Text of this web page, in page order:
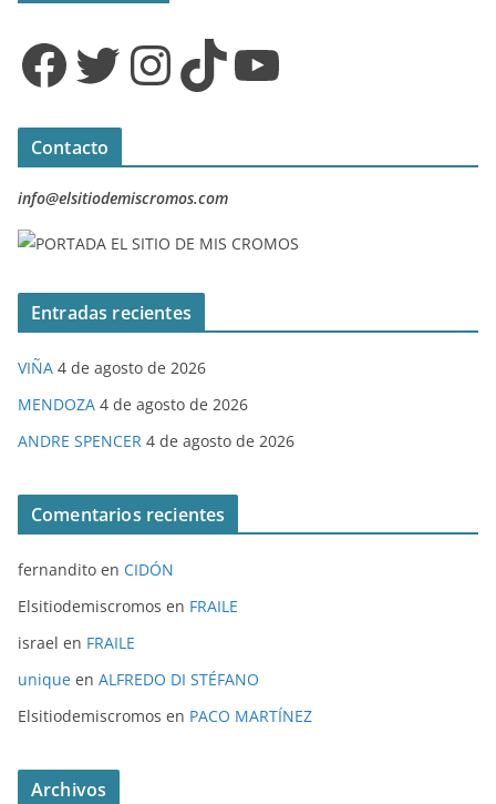
Facebook Twitter InstagramTikTok YouTube
Contacto
info@elsitiodemiscromos.com
Entradas recientes
VIÑA 4 de agosto de 2026
MENDOZA 4 de agosto de 2026
ANDRE SPENCER 4 de agosto de 2026
Comentarios recientes
fernandito en CIDÓN
Elsitiodemiscromos en FRAILE
israel en FRAILE
unique en ALFREDO DI STÉFANO
Elsitiodemiscromos en PACO MARTÍNEZ
Archivos